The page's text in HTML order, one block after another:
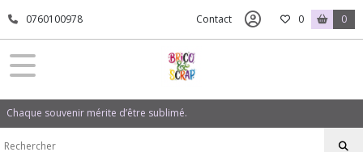
0760100978 Contact 0 0
Chaque souvenir mérite d’être sublimé.